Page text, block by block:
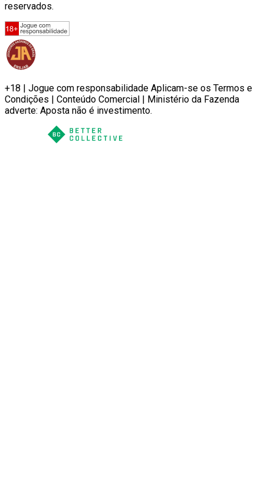
reservados.
+18 | Jogue com responsabilidade Aplicam-se os Termos e
Condições | Conteúdo Comercial | Ministério da Fazenda
adverte: Aposta não é investimento.